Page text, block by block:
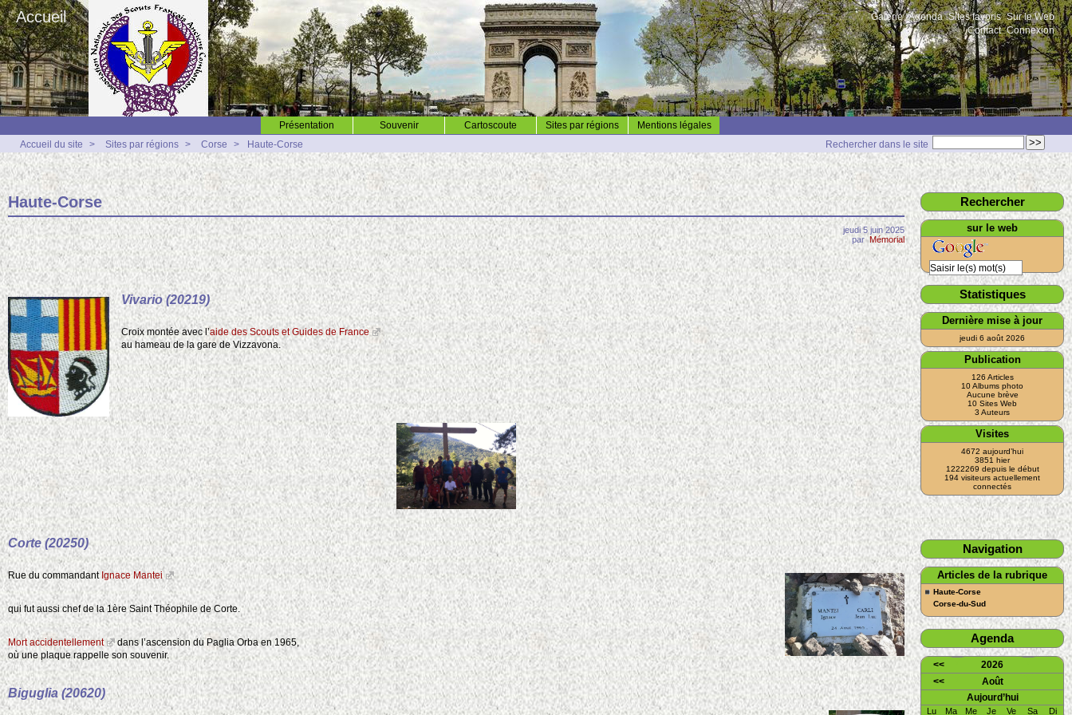
Galerie Agenda Sites favoris Sur le Web
Contact Connexion
Accueil
Présentation Souvenir Cartoscoute Sites par régions
Mentions légales
Rechercher dans le site
Accueil du site > Sites par régions > Corse > Haute-Corse
Haute-Corse
jeudi 5 juin 2025
parMémorial
Vivario (20219)
Croix montée avec l’aide des Scouts et Guides de France
au hameau de la gare de Vizzavona.
Corte (20250)
Rue du commandant Ignace Mantei
qui fut aussi chef de la 1ère Saint Théophile de Corte.
Mort accidentellement
dans l’ascension du Paglia Orba en 1965,
où une plaque rappelle son souvenir.
Biguglia (20620)
2
2
4
2
4
3
2
5
8
2
3 2
8
2
9
5
2
2
3
5
2
2
3
2
2
3
2
8
2
2
3
6
15
2
8
11
4
3
7
16
6
2
3
4
2
3
3
2 10
4
2
2
2
2
8
2
2 5
7
2
2
4
2
13
77
6
12
2
2
4
14
Rechercher
sur le web
Statistiques
Dernière mise à jour
jeudi 6 août 2026
Publication
126 Articles
10 Albums photo
Aucune brève
10 Sites Web
3 Auteurs
Visites
4672 aujourd’hui
3851 hier
1222269 depuis le début
194 visiteurs actuellement
connectés
Navigation
Articles de la rubrique
Haute-Corse
Corse-du-Sud
Agenda
<<
2026
<<
Août
Aujourd’hui
Lu Ma Me Je Ve Sa Di